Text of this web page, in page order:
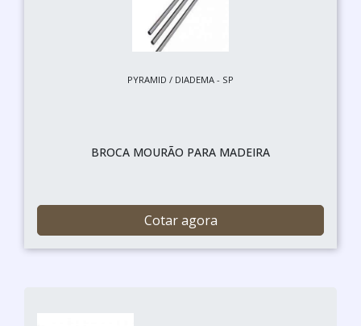
PYRAMID / DIADEMA - SP
BROCA MOURÃO PARA MADEIRA
Cotar agora